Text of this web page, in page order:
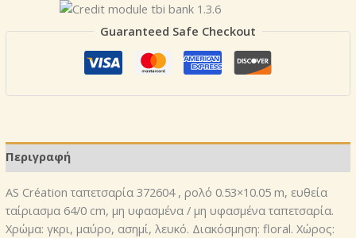
ταπετσαρία
Guaranteed Safe Checkout
Περιγραφή
AS Création ταπετσαρία 372604 , ρολό 0.53×10.05 m, ευθεία
ταίριασμα 64/0 cm, μη υφασμένα / μη υφασμένα ταπετσαρία.
Χρώμα: γκρι, μαύρο, ασημί, λευκό. Διακόσμηση: floral. Χώρος: